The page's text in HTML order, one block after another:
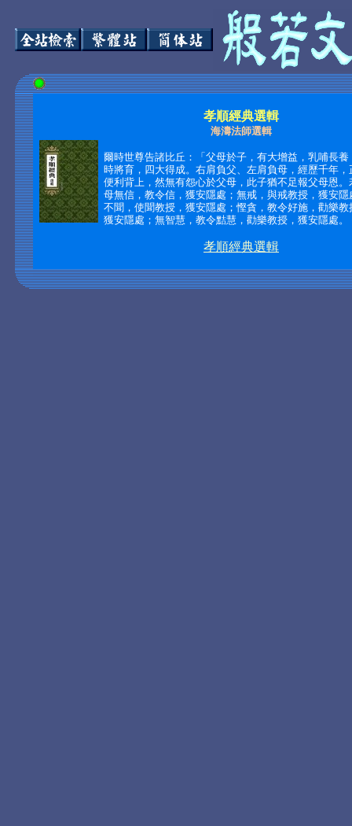
孝順經典選輯
海濤法師選輯
爾時世尊告諸比丘：「父母於子，有大增益，乳哺長養
時將育，四大得成。右肩負父、左肩負母，經歷千年，
便利背上，然無有怨心於父母，此子猶不足報父母恩。
母無信，教令信，獲安隱處；無戒，與戒教授，獲安隱
不聞，使聞教授，獲安隱處；慳貪，教令好施，勸樂教
獲安隱處；無智慧，教令黠慧，勸樂教授，獲安隱處。
孝順經典選輯